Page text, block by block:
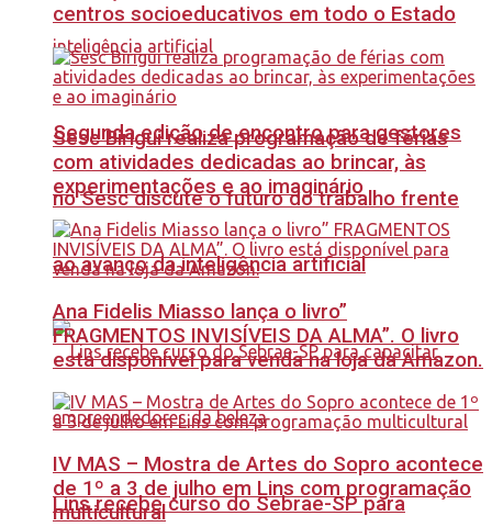
Segunda edição de encontro para gestores
no Sesc discute o futuro do trabalho frente
ao avanço da inteligência artificial
Lins recebe curso do Sebrae-SP para
centros socioeducativos em todo o Estado
Sesc Birigui realiza programação de férias
com atividades dedicadas ao brincar, às
experimentações e ao imaginário
Ana Fidelis Miasso lança o livro”
FRAGMENTOS INVISÍVEIS DA ALMA”. O livro
está disponível para venda na loja da Amazon.
IV MAS – Mostra de Artes do Sopro acontece
de 1º a 3 de julho em Lins com programação
multicultural